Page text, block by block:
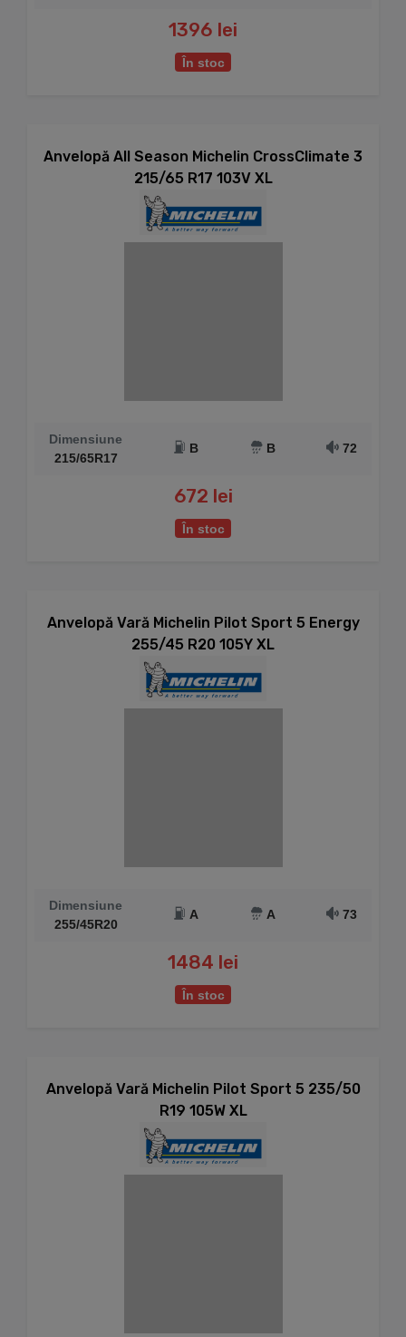
1396 lei
În stoc
Anvelopă All Season Michelin CrossClimate 3
215/65 R17 103V XL
Dimensiune
215/65R17
B B 72
672 lei
În stoc
Anvelopă Vară Michelin Pilot Sport 5 Energy
255/45 R20 105Y XL
Dimensiune
255/45R20
A A 73
1484 lei
În stoc
Anvelopă Vară Michelin Pilot Sport 5 235/50
R19 105W XL